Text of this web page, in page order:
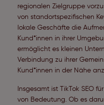
regionalen Zielgruppe
von standortspezifischen
lokale Geschäfte die
Kund*innen in ihrer
ermöglicht es kleinen
Verbindung zu ihrer
Kund*innen in der Nähe
Insgesamt ist TikTok SEO
von Bedeutung. Ob es